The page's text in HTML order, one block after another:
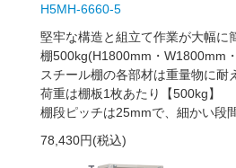
H5MH-6660-5
堅牢な構造と組立て作業が大幅に
棚500kg(H1800mm・W1800mm
スチール棚の各部材は重量物に耐
荷重は棚板1枚あたり【500kg】
棚段ピッチは25mmで、細かい段
78,430円(税込)